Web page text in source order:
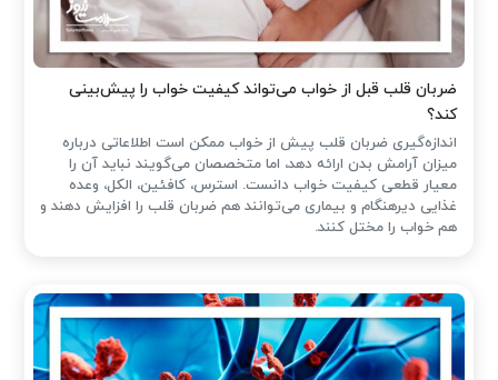
ضربان قلب قبل از خواب می‌تواند کیفیت خواب را پیش‌بینی
کند؟
اندازه‌گیری ضربان قلب پیش از خواب ممکن است اطلاعاتی درباره
میزان آرامش بدن ارائه دهد، اما متخصصان می‌گویند نباید آن را
معیار قطعی کیفیت خواب دانست. استرس، کافئین، الکل، وعده
غذایی دیرهنگام و بیماری می‌توانند هم ضربان قلب را افزایش دهند و
هم خواب را مختل کنند.